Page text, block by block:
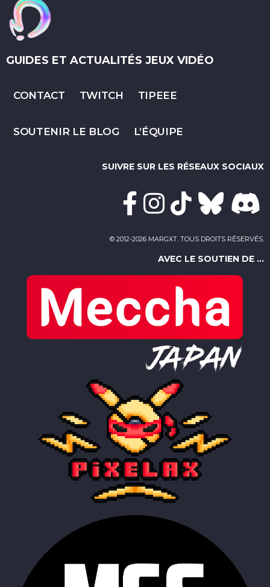
GUIDES ET ACTUALITÉS JEUX VIDÉO
CONTACT TWITCH TIPEEE
SOUTENIR LE BLOG L’ÉQUIPE
SUIVRE SUR LES RÉSEAUX SOCIAUX
© 2012-2026 MARGXT. TOUS DROITS RÉSERVÉS.
AVEC LE SOUTIEN DE ...